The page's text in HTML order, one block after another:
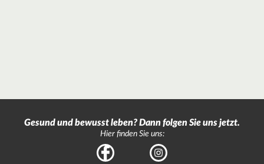
Gesund und bewusst leben? Dann folgen Sie uns jetzt.
Hier finden Sie uns:
Facebook Instagram